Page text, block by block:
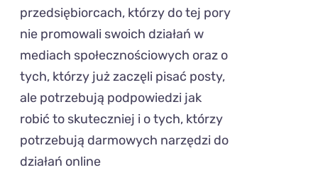
przedsiębiorcach, którzy do tej pory
nie promowali swoich działań w
mediach społecznościowych oraz o
tych, którzy już zaczęli pisać posty,
ale potrzebują podpowiedzi jak
robić to skuteczniej i o tych, którzy
potrzebują darmowych narzędzi do
działań online